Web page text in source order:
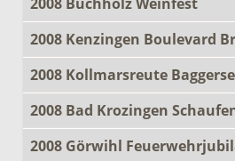
2008 Kenzingen Boulevard
2008 Kollmarsreute
2008 Bad Krozingen
2008 Görwihl